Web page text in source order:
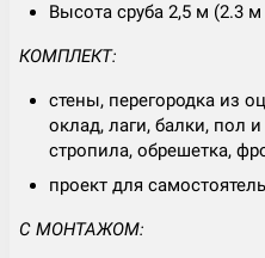
Высота сруба 2,5 м (2.3 м
КОМПЛЕКТ:
стены, перегородка из
оклад, лаги, балки, пол
стропила, обрешетка,
проект для
С МОНТАЖОМ: